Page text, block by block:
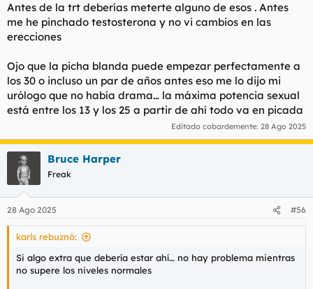
Antes de la trt deberías meterte alguno de esos . Antes
me he pinchado testosterona y no vi cambios en las
erecciones
Ojo que la picha blanda puede empezar perfectamente a
los 30 o incluso un par de años antes eso me lo dijo mi
urólogo que no había drama… la máxima potencia sexual
está entre los 13 y los 25 a partir de ahí todo va en picada
Editado cobardemente: 28 Ago 2025
Bruce Harper
Freak
28 Ago 2025 #56
karls rebuznó:
Si algo extra que debería estar ahí… no hay problema mientras
no supere los niveles normales